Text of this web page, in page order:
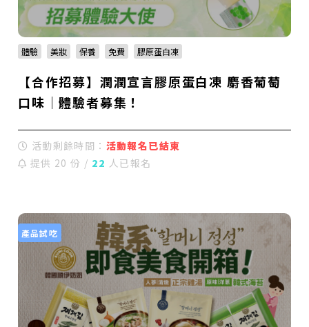
體驗 美妝 保養 免費 膠原蛋白凍
【合作招募】潤潤宣言膠原蛋白凍 麝香葡萄
口味｜體驗者募集！
活動剩餘時間： 活動報名已結束
提供 20 份 / 22 人已報名
產品試吃